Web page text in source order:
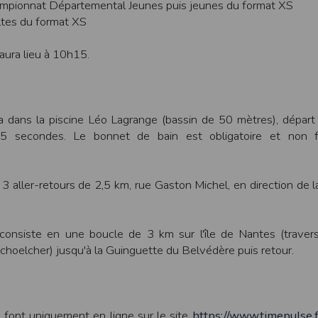
Départemental Jeunes puis jeunes du format XS
du format XS
lieu à 10h15.
dans la piscine Léo Lagrange (bassin de 50 mètres),
secondes. Le bonnet de bain est obligatoire et non
aller-retours de 2,5 km, rue Gaston Michel, en direction de
en une boucle de 3 km sur l'île de Nantes
jusqu'à la Guinguette du Belvédère puis retour.
suivant :https://www.ovh.com/fr/protection-donnees-personnelles/
et nos serveurs utilisent le protocole HTTPS qui crypte les
stockés en clair dans notre base de données mais sont cryptés
les cookies sur votre ordinateur. Notez cependant que votre
la perte de votre session membre lorsque vous changez de page,
pages.